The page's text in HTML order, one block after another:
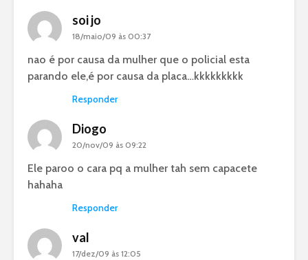
soi jo
18/maio/09 às 00:37
nao é por causa da mulher que o policial esta
parando ele,é por causa da placa…kkkkkkkkk
Responder
Diogo
20/nov/09 às 09:22
Ele paroo o cara pq a mulher tah sem capacete
hahaha
Responder
val
17/dez/09 às 12:05